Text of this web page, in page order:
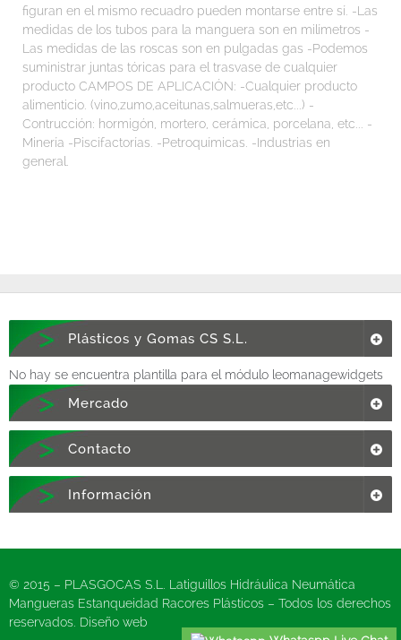
figuran en el mismo recuadro pueden montarse entre sí. -Las
medidas de los tubos para la manguera son en milímetros -
Las medidas de las roscas son en pulgadas gas -Podemos
suministrar juntas tóricas para el trasvase de cualquier
producto CAMPOS DE APLICACIÓN: -Cualquier producto
alimenticio. (vino,zumo,aceitunas,salmueras,etc...) -
Contrucción: hormigón, mortero, cerámica, porcelana, etc... -
Minería -Piscifactorías. -Petroquímicas. -Industrias en
general.
Plásticos y Gomas CS S.L.
No hay se encuentra plantilla para el módulo leomanagewidgets
Mercado
Contacto
Información
© 2015 – PLASGOCAS S.L. Latiguillos Hidráulica Neumática
Mangueras Estanqueidad Racores Plásticos – Todos los derechos
reservados. Diseño web